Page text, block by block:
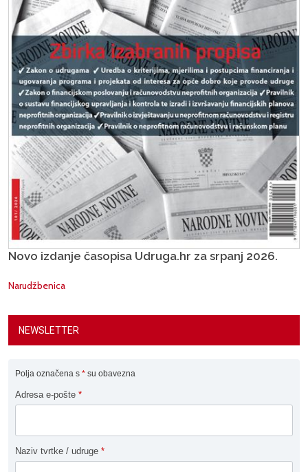
Novo izdanje časopisa Udruga.hr za srpanj 2026.
Narudžbenica
NEWSLETTER
Polja označena s * su obavezna
Adresa e-pošte *
Naziv tvrtke / udruge *